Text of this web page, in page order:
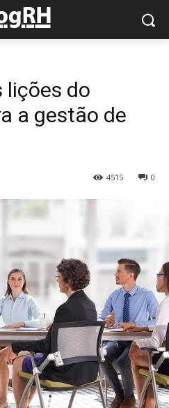
lições do
a gestão de
0
4515